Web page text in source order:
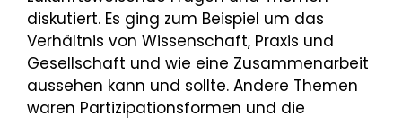
diskutiert. Es ging zum Beispiel um das
Verhältnis von Wissenschaft, Praxis und
Gesellschaft und wie eine Zusammenarbeit
aussehen kann und sollte. Andere Themen
waren Partizipationsformen und die